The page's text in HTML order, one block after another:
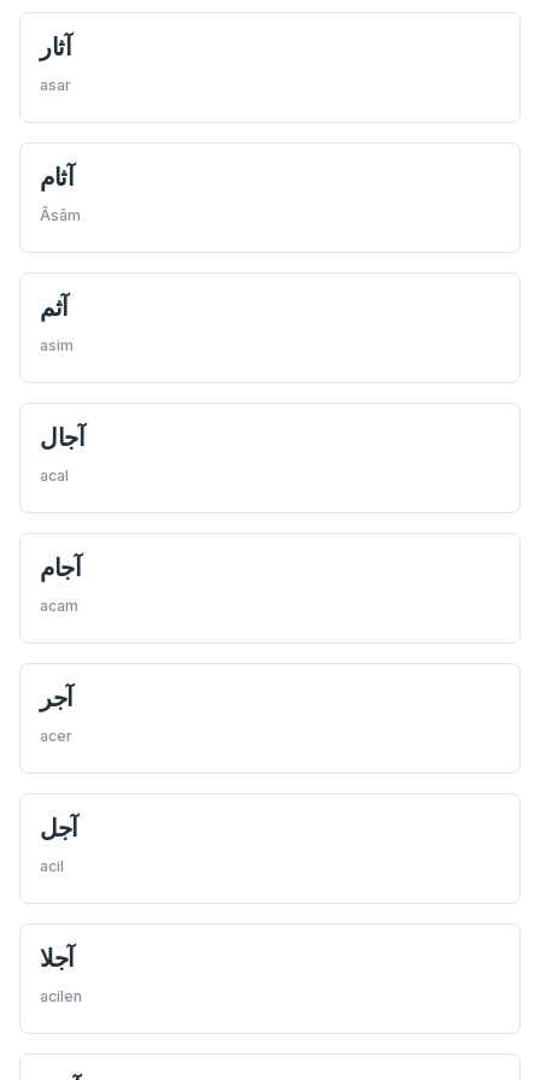
آثار
asar
آثام
Âsâm
آثم
asim
آجال
acal
آجام
acam
آجر
acer
آجل
acil
آجلا
acilen